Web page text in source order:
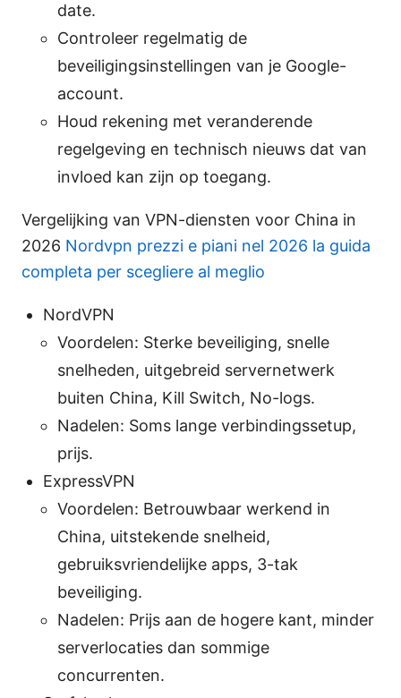
date.
Controleer regelmatig de
beveiligingsinstellingen van je Google-
account.
Houd rekening met veranderende
regelgeving en technisch nieuws dat van
invloed kan zijn op toegang.
Vergelijking van VPN-diensten voor China in
2026 Nordvpn prezzi e piani nel 2026 la guida
completa per scegliere al meglio
NordVPN
Voordelen: Sterke beveiliging, snelle
snelheden, uitgebreid servernetwerk
buiten China, Kill Switch, No-logs.
Nadelen: Soms lange verbindingssetup,
prijs.
ExpressVPN
Voordelen: Betrouwbaar werkend in
China, uitstekende snelheid,
gebruiksvriendelijke apps, 3-tak
beveiliging.
Nadelen: Prijs aan de hogere kant, minder
serverlocaties dan sommige
concurrenten.